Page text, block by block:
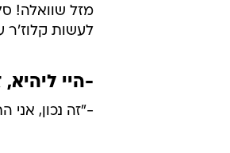
מזל שוואלה!
לעשות קלוז'ר
-היי
-"זה נכון, אני